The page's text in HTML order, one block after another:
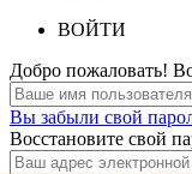
ВОЙТИ
Добро пожаловать!
Вы забыли свой
Восстановите свой